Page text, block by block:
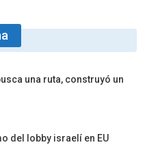
una ruta, construyó un
del lobby israelí en EU